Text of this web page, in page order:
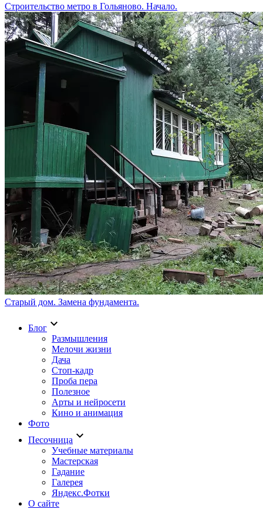
Строительство метро в Гольяново. Начало.
Старый дом. Замена фундамента.
Блог keyboard_arrow_down
Размышления
Мелочи жизни
Дача
Стоп-кадр
Проба пера
Полезное
Арты и нейросети
Кино и анимация
Фото
Песочница keyboard_arrow_down
Учебные материалы
Мастерская
Гадание
Галерея
Яндекс.Фотки
О сайте